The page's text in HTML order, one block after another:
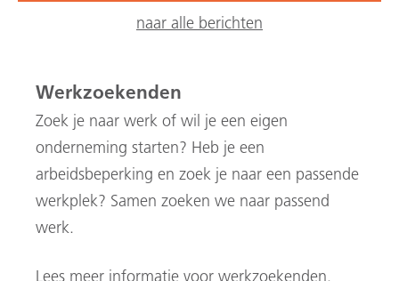
naar alle berichten
Werkzoekenden
Zoek je naar werk of wil je een eigen
onderneming starten? Heb je een
arbeidsbeperking en zoek je naar een passende
werkplek? Samen zoeken we naar passend
werk.